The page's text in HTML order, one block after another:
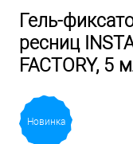
Гель-
ресниц
FACTORY, 5
Новинка